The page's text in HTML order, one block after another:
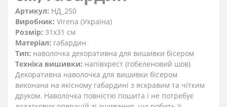
Артикул: НД_250
Виробник: Virena (Україна)
Розмір: 31x31 см
Матеріал: габардин
Тип: наволочка декоративна для вишивки бісером
Техніка вишивки: напівхрест (гобеленовий шов)
Декоративна наволочка для вишивки бісером
виконана на якісному габардині з яскравим та чітким
друком. Наволочка повністю пошита і не потребує